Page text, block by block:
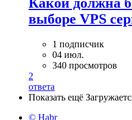
Какой должна
выборе VPS
1 подписчик
04 июл.
340 просмотров
2
ответа
Показать ещё
© Habr